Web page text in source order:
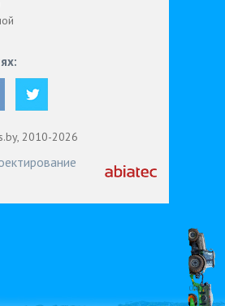
2010-2026